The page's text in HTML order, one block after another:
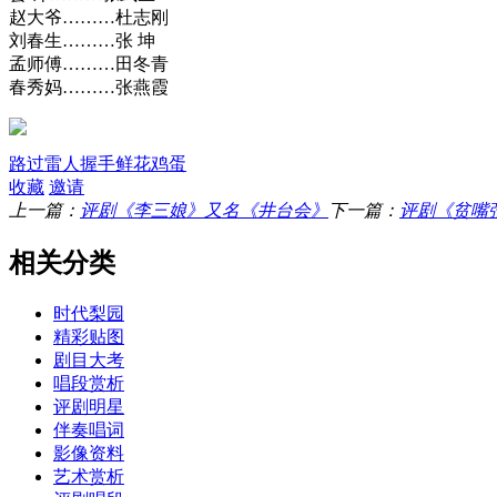
赵大爷………杜志刚
刘春生………张 坤
孟师傅………田冬青
春秀妈………张燕霞
路过雷人 握手鲜花鸡蛋
收藏 邀请
上一篇： 评剧《李三娘》又名《井台会》 下一篇： 评剧《贫嘴
相关分类
时代梨园
精彩贴图
剧目大考
唱段赏析
评剧明星
伴奏唱词
影像资料
艺术赏析